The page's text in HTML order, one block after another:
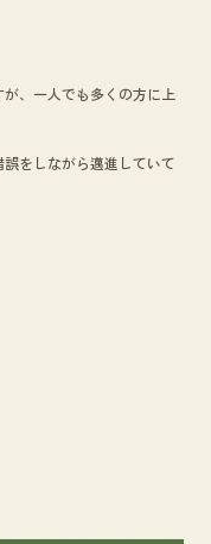
、一人でも多くの方に上
をしながら邁進していて